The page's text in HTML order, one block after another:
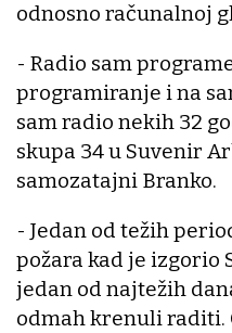
odnosno računalnoj
- Radio sam
programiranje i na
sam radio nekih 32
skupa 34 u Suvenir
samozatajni Branko.
- Jedan od težih
požara kad je izgorio
jedan od najtežih
odmah krenuli raditi.